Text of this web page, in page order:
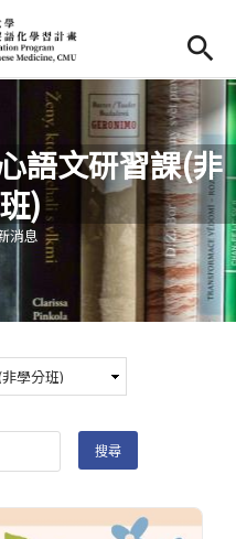
content
語文研習課(非
)
裡
消息